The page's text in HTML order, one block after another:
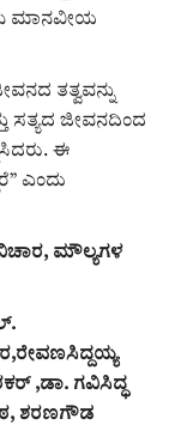
ಮಾನವೀಯ
ತತ್ವವನ್ನು
ಸತ್ಯದ ಜೀವನದಿಂದ
ಈ
ಎಂದು
ವಿಚಾರ, ಮೌಲ್ಯಗಳ
,ಡಾ. ಗವಿಸಿದ್ಧ
ಶರಣಗೌಡ